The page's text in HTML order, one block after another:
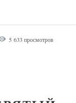
5 633 просмотров